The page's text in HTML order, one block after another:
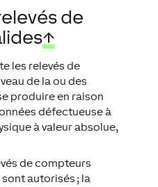
de
↑
les relevés de
de la ou des
produire en raison
défectueuse à
à valeur absolue,
de compteurs
autorisés ; la